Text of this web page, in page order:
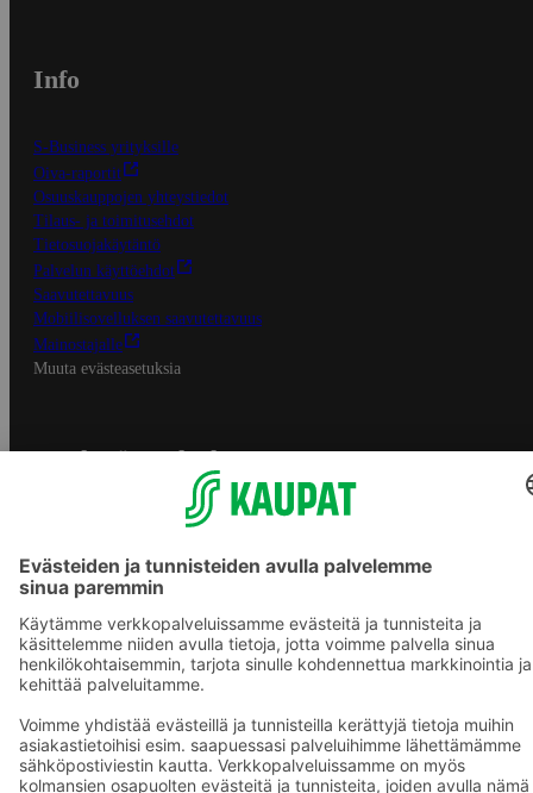
Info
S-Business yrityksille
Oiva-raportit
Osuuskauppojen yhteystiedot
Tilaus- ja toimitusehdot
Tietosuojakäytäntö
Palvelun käyttöehdot
Saavutettavuus
Mobiilisovelluksen saavutettavuus
Mainostajalle
Muuta evästeasetuksia
S-ryhmän palvelut
Asiakasomistajuus
Yhteishyvä Ruoka -sovellus
Prisma.fi
Sokos.fi
S-Pankki
Sokos Hotels
Raflaamo